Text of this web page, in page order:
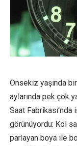
Onsekiz yaşında
aylarında pek çok
Saat
görünüyordu: Kol
parlayan boya ile